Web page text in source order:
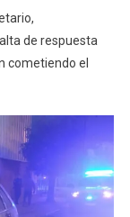
de respuesta
cometiendo el